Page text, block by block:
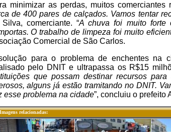
minimizar as perdas, muitos comerciantes
de 400 pares de calçados. Vamos tentar
comerciante. “A chuva foi muito forte
O trabalho de limpeza foi muito
Comercial de São Carlos.
para o problema de enchentes na
pelo DNIT e ultrapassa os R$15
que possam destinar recursos
alguns já estão tramitando no DNIT.
esse problema na cidade”, concluiu o prefeito
Imagens relacionadas: